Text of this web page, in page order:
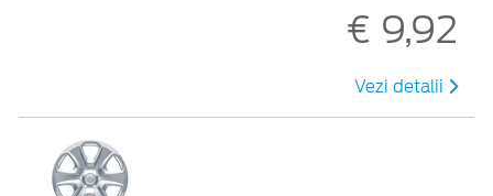
€ 9,92
Vezi detalii